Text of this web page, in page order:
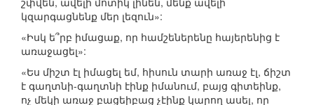
կզարգացնենք մեր լեզուն»:
«Իսկ ե՞րբ իմացաք, որ համշեներենը հայերենից է
առաջացել»:
«Ես միշտ էլ իմացել եմ, հիսուն տարի առաջ էլ, ճիշտ
է գաղտնի-գաղտնի էինք իմանում, բայց գիտեինք,
ոչ մեկի առաջ բացեիբաց չէինք կարող ասել, որ